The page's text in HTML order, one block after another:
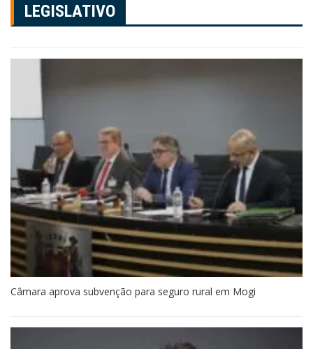
LEGISLATIVO
Câmara aprova subvenção para seguro rural em Mogi